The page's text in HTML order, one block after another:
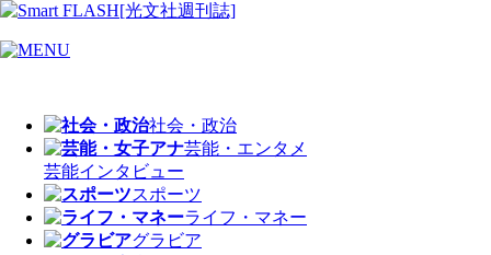
社会・政治
芸能・エンタメ
芸能インタビュー
スポーツ
ライフ・マネー
グラビア